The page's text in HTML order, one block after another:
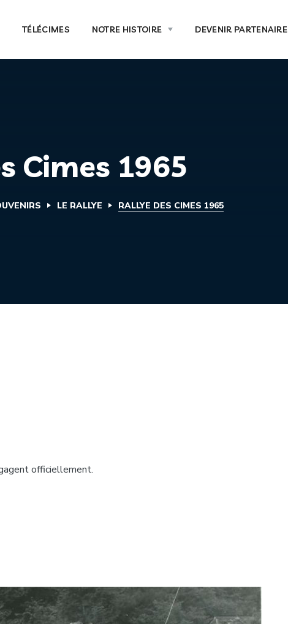
TÉLÉCIMES NOTRE HISTOIRE DEVENIR PARTENAIRE
Cimes 1965
LE RALLYE RALLYE DES CIMES 1965
officiellement.